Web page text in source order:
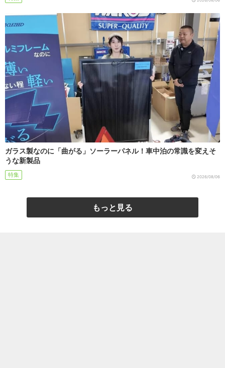
ガラス製なのに「曲がる」ソーラーパネル！車中泊の常識を変えそ
うな新製品
特集 2026/08/06
もっと見る